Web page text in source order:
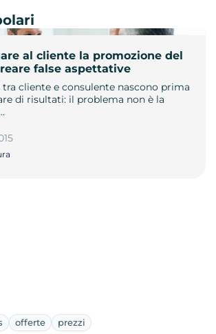
al cliente la promozione del
false aspettative
cliente e consulente nascono prima
di risultati: il problema non è la
offerte prezzi